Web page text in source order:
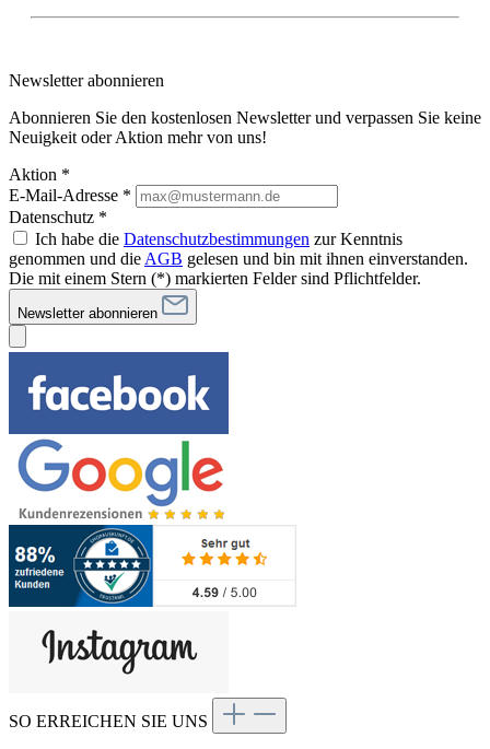
Newsletter abonnieren
Abonnieren Sie den kostenlosen Newsletter und verpassen Sie keine
Neuigkeit oder Aktion mehr von uns!
Aktion *
E-Mail-Adresse *
Datenschutz *
Ich habe die Datenschutzbestimmungen zur Kenntnis
genommen und die AGB gelesen und bin mit ihnen einverstanden.
Die mit einem Stern (*) markierten Felder sind Pflichtfelder.
Newsletter abonnieren
SO ERREICHEN SIE UNS